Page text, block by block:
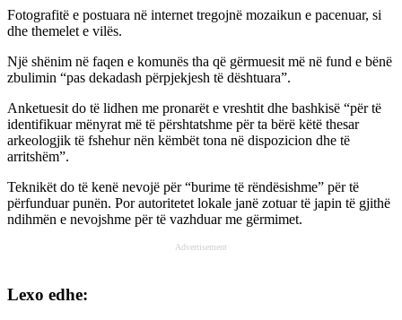
Fotografitë e postuara në internet tregojnë mozaikun e pacenuar, si
dhe themelet e vilës.
Një shënim në faqen e komunës tha që gërmuesit më në fund e bënë
zbulimin “pas dekadash përpjekjesh të dështuara”.
Anketuesit do të lidhen me pronarët e vreshtit dhe bashkisë “për të
identifikuar mënyrat më të përshtatshme për ta bërë këtë thesar
arkeologjik të fshehur nën këmbët tona në dispozicion dhe të
arritshëm”.
Teknikët do të kenë nevojë për “burime të rëndësishme” për të
përfunduar punën. Por autoritetet lokale janë zotuar të japin të gjithë
ndihmën e nevojshme për të vazhduar me gërmimet.
Advertisement
Lexo edhe: